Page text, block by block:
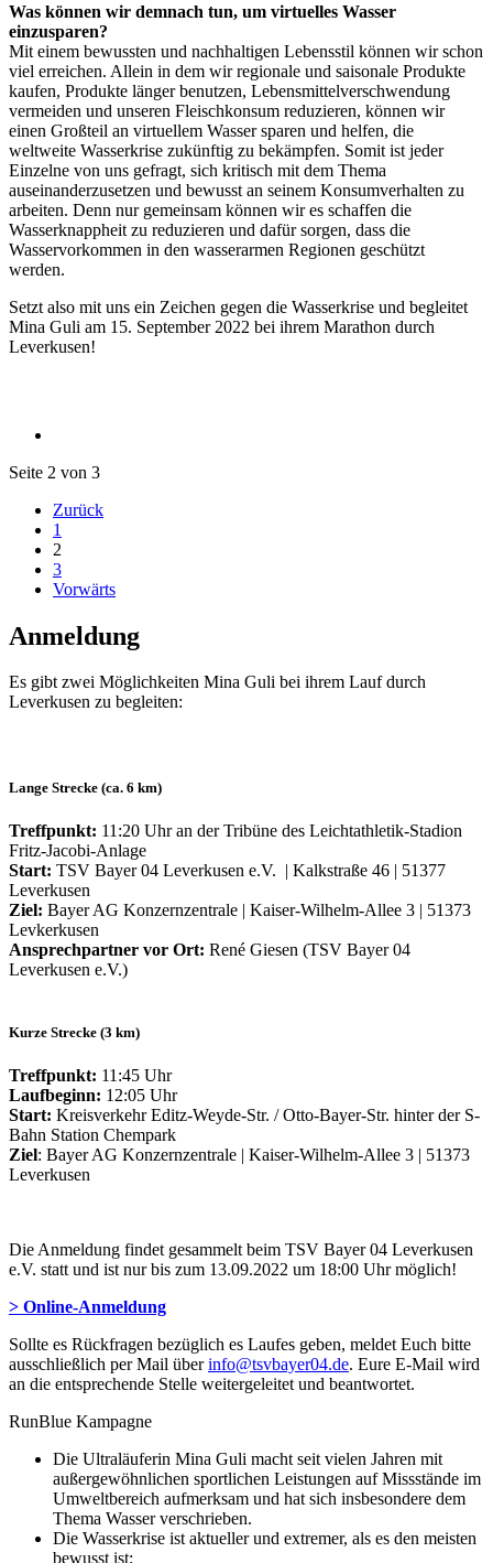
Was können wir demnach tun, um virtuelles Wasser
einzusparen?
Mit einem bewussten und nachhaltigen Lebensstil können wir schon
viel erreichen. Allein in dem wir regionale und saisonale Produkte
kaufen, Produkte länger benutzen, Lebensmittelverschwendung
vermeiden und unseren Fleischkonsum reduzieren, können wir
einen Großteil an virtuellem Wasser sparen und helfen, die
weltweite Wasserkrise zukünftig zu bekämpfen. Somit ist jeder
Einzelne von uns gefragt, sich kritisch mit dem Thema
auseinanderzusetzen und bewusst an seinem Konsumverhalten zu
arbeiten. Denn nur gemeinsam können wir es schaffen die
Wasserknappheit zu reduzieren und dafür sorgen, dass die
Wasservorkommen in den wasserarmen Regionen geschützt
werden.
Setzt also mit uns ein Zeichen gegen die Wasserkrise und begleitet
Mina Guli am 15. September 2022 bei ihrem Marathon durch
Leverkusen!
Seite 2 von 3
Zurück
1
2
3
Vorwärts
Anmeldung
Es gibt zwei Möglichkeiten Mina Guli bei ihrem Lauf durch
Leverkusen zu begleiten:
Lange Strecke (ca. 6 km)
Treffpunkt: 11:20 Uhr an der Tribüne des Leichtathletik-Stadion
Fritz-Jacobi-Anlage
Start: TSV Bayer 04 Leverkusen e.V. | Kalkstraße 46 | 51377
Leverkusen
Ziel: Bayer AG Konzernzentrale | Kaiser-Wilhelm-Allee 3 | 51373
Levkerkusen
Ansprechpartner vor Ort: René Giesen (TSV Bayer 04
Leverkusen e.V.)
Kurze Strecke (3 km)
Treffpunkt: 11:45 Uhr
Laufbeginn: 12:05 Uhr
Start: Kreisverkehr Editz-Weyde-Str. / Otto-Bayer-Str. hinter der S-
Bahn Station Chempark
Ziel: Bayer AG Konzernzentrale | Kaiser-Wilhelm-Allee 3 | 51373
Leverkusen
Die Anmeldung findet gesammelt beim TSV Bayer 04 Leverkusen
e.V. statt und ist nur bis zum 13.09.2022 um 18:00 Uhr möglich!
> Online-Anmeldung
Sollte es Rückfragen bezüglich es Laufes geben, meldet Euch bitte
ausschließlich per Mail überinfo@tsvbayer04.de. Eure E-Mail wird
an die entsprechende Stelle weitergeleitet und beantwortet.
RunBlue Kampagne
Die Ultraläuferin Mina Guli macht seit vielen Jahren mit
außergewöhnlichen sportlichen Leistungen auf Missstände im
Umweltbereich aufmerksam und hat sich insbesondere dem
Thema Wasser verschrieben.
Die Wasserkrise ist aktueller und extremer, als es den meisten
bewusst ist: